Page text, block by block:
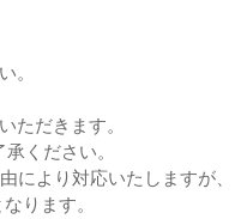
。
ただきます。
ください。
により対応いたしますが、
ります。